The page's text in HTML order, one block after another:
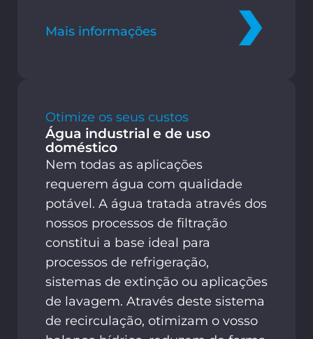
Mais informações
Otimize os seus custos
Água industrial e de uso
doméstico
Nem todas as aplicações
requerem água com qualidade
potável. A água tratada através dos
nossos processos de filtração
constitui a base ideal para
processos de refrigeração,
sistemas de extinção ou aplicações
de lavagem. Através deste sistema
de recirculação, otimizam o vosso